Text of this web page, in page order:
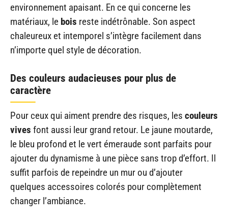
environnement apaisant. En ce qui concerne les
matériaux, le bois reste indétrônable. Son aspect
chaleureux et intemporel s’intègre facilement dans
n’importe quel style de décoration.
Des couleurs audacieuses pour plus de
caractère
Pour ceux qui aiment prendre des risques, les couleurs
vives font aussi leur grand retour. Le jaune moutarde,
le bleu profond et le vert émeraude sont parfaits pour
ajouter du dynamisme à une pièce sans trop d’effort. Il
suffit parfois de repeindre un mur ou d’ajouter
quelques accessoires colorés pour complètement
changer l’ambiance.